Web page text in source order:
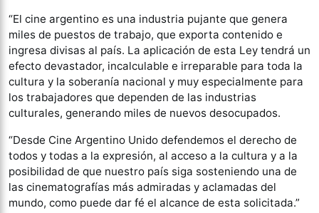
“El cine argentino es una industria pujante que genera
miles de puestos de trabajo, que exporta contenido e
ingresa divisas al país. La aplicación de esta Ley tendrá un
efecto devastador, incalculable e irreparable para toda la
cultura y la soberanía nacional y muy especialmente para
los trabajadores que dependen de las industrias
culturales, generando miles de nuevos desocupados.
“Desde Cine Argentino Unido defendemos el derecho de
todos y todas a la expresión, al acceso a la cultura y a la
posibilidad de que nuestro país siga sosteniendo una de
las cinematografías más admiradas y aclamadas del
mundo, como puede dar fé el alcance de esta solicitada.”